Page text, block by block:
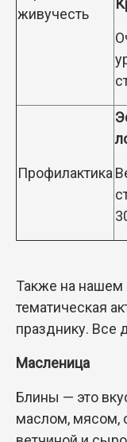
живучесть
Профилактика
Также на нашем
тематическая
празднику. Все
Масленица
Блины — это
маслом, мясом,